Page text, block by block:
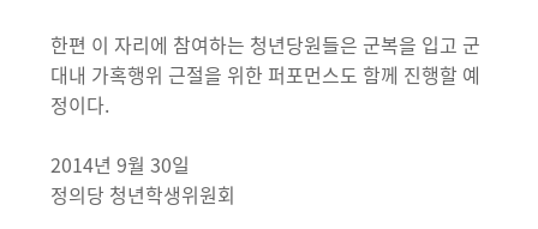
한편 이 자리에 참여하는 청년당원들은 군복을 입고 군
대내 가혹행위 근절을 위한 퍼포먼스도 함께 진행할 예
정이다.
2014년 9월 30일
정의당 청년학생위원회